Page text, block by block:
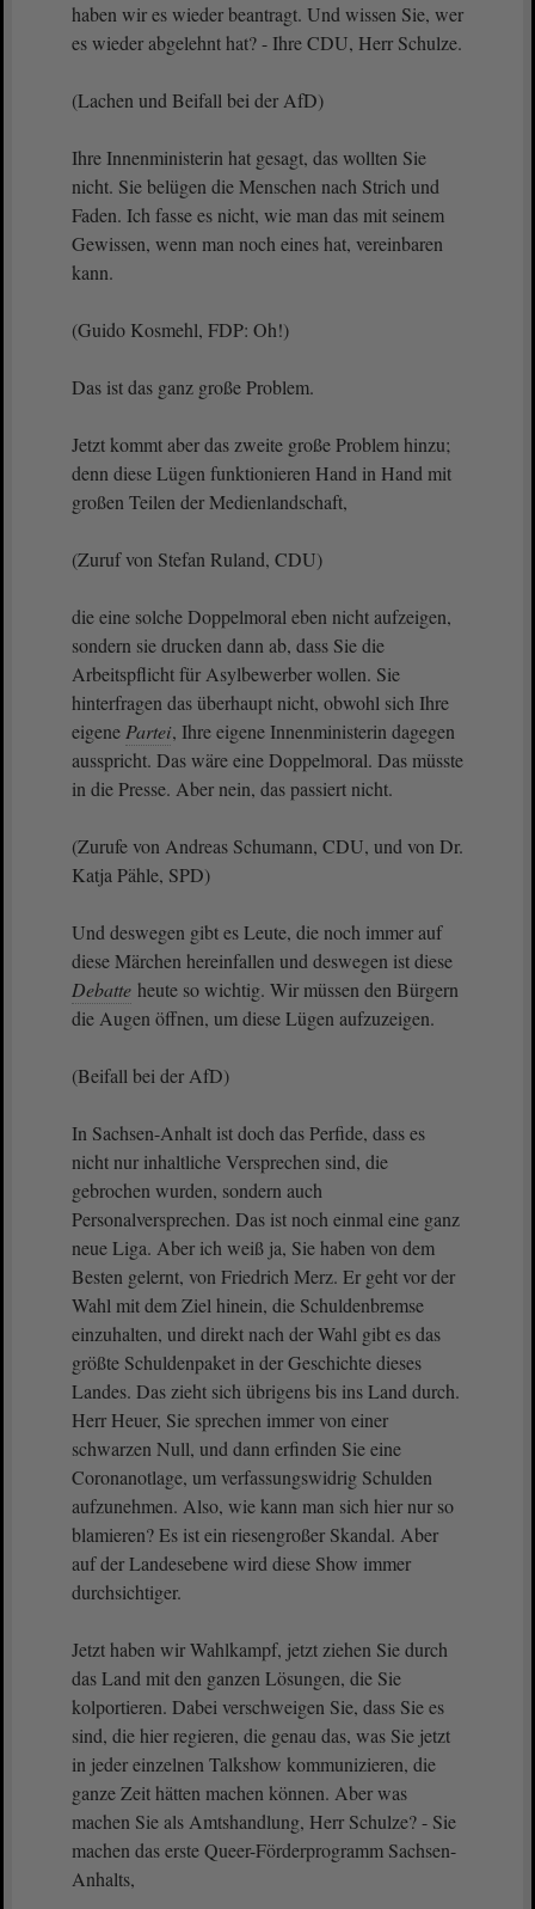
haben wir es wieder beantragt. Und wissen Sie, wer
es wieder abgelehnt hat? - Ihre CDU, Herr Schulze.
(Lachen und Beifall bei der AfD)
Ihre Innenministerin hat gesagt, das wollten Sie
nicht. Sie belügen die Menschen nach Strich und
Faden. Ich fasse es nicht, wie man das mit seinem
Gewissen, wenn man noch eines hat, vereinbaren
kann.
(Guido Kosmehl, FDP: Oh!)
Das ist das ganz große Problem.
Jetzt kommt aber das zweite große Problem hinzu;
denn diese Lügen funktionieren Hand in Hand mit
großen Teilen der Medienlandschaft,
(Zuruf von Stefan Ruland, CDU)
die eine solche Doppelmoral eben nicht aufzeigen,
sondern sie drucken dann ab, dass Sie die
Arbeitspflicht für Asylbewerber wollen. Sie
hinterfragen das überhaupt nicht, obwohl sich Ihre
eigene Partei, Ihre eigene Innenministerin dagegen
ausspricht. Das wäre eine Doppelmoral. Das müsste
in die Presse. Aber nein, das passiert nicht.
(Zurufe von Andreas Schumann, CDU, und von Dr.
Katja Pähle, SPD)
Und deswegen gibt es Leute, die noch immer auf
diese Märchen hereinfallen und deswegen ist diese
Debatte heute so wichtig. Wir müssen den Bürgern
die Augen öffnen, um diese Lügen aufzuzeigen.
(Beifall bei der AfD)
In Sachsen-Anhalt ist doch das Perfide, dass es
nicht nur inhaltliche Versprechen sind, die
gebrochen wurden, sondern auch
Personalversprechen. Das ist noch einmal eine ganz
neue Liga. Aber ich weiß ja, Sie haben von dem
Besten gelernt, von Friedrich Merz. Er geht vor der
Wahl mit dem Ziel hinein, die Schuldenbremse
einzuhalten, und direkt nach der Wahl gibt es das
größte Schuldenpaket in der Geschichte dieses
Landes. Das zieht sich übrigens bis ins Land durch.
Herr Heuer, Sie sprechen immer von einer
schwarzen Null, und dann erfinden Sie eine
Coronanotlage, um verfassungswidrig Schulden
aufzunehmen. Also, wie kann man sich hier nur so
blamieren? Es ist ein riesengroßer Skandal. Aber
auf der Landesebene wird diese Show immer
durchsichtiger.
Jetzt haben wir Wahlkampf, jetzt ziehen Sie durch
das Land mit den ganzen Lösungen, die Sie
kolportieren. Dabei verschweigen Sie, dass Sie es
sind, die hier regieren, die genau das, was Sie jetzt
in jeder einzelnen Talkshow kommunizieren, die
ganze Zeit hätten machen können. Aber was
machen Sie als Amtshandlung, Herr Schulze? - Sie
machen das erste Queer-Förderprogramm Sachsen-
Anhalts,